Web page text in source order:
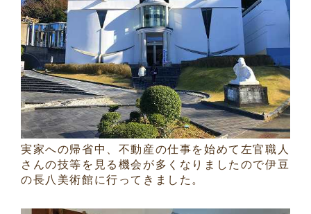
実家への帰省中、不動産の仕事を始めて左官職人
さんの技等を見る機会が多くなりましたので伊豆
の長八美術館に行ってきました。